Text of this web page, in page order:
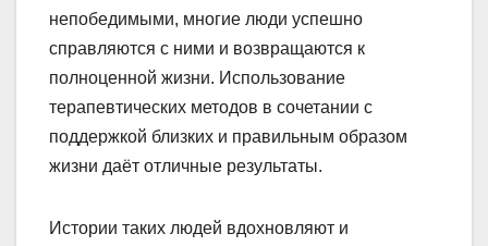
непобедимыми, многие люди успешно
справляются с ними и возвращаются к
полноценной жизни. Использование
терапевтических методов в сочетании с
поддержкой близких и правильным образом
жизни даёт отличные результаты.
Истории таких людей вдохновляют и